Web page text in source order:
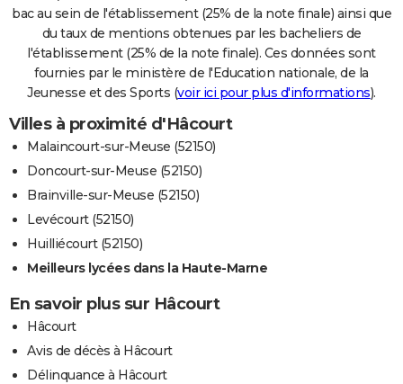
bac au sein de l'établissement (25% de la note finale) ainsi que
du taux de mentions obtenues par les bacheliers de
l'établissement (25% de la note finale). Ces données sont
fournies par le ministère de l'Education nationale, de la
Jeunesse et des Sports (voir ici pour plus d'informations).
Villes à proximité d'Hâcourt
Malaincourt-sur-Meuse (52150)
Doncourt-sur-Meuse (52150)
Brainville-sur-Meuse (52150)
Levécourt (52150)
Huilliécourt (52150)
Meilleurs lycées dans la Haute-Marne
En savoir plus sur Hâcourt
Hâcourt
Avis de décès à Hâcourt
Délinquance à Hâcourt